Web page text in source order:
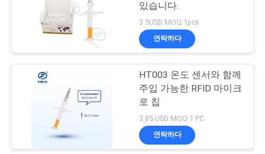
있습니다.
3.5USD MOQ:1pcs
연락하다
HT003 온도 센서와 함께
주입 가능한 RFID 마이크
로 칩
3.85 USD MOQ:1 PC
연락하다